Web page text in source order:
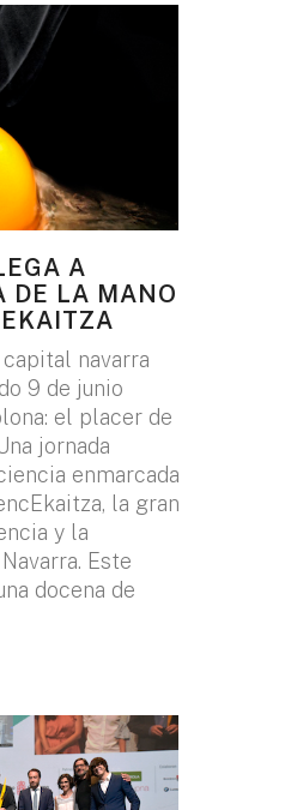
A
DE LA MANO
navarra
9 de junio
el placer de
jornada
enmarcada
la gran
y la
Este
docena de